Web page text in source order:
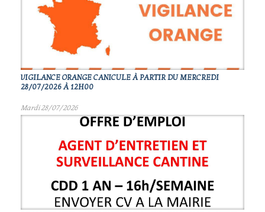
VIGILANCE ORANGE CANICULE À PARTIR DU MERCREDI
28/07/2026 À 12H00
Mardi 28/07/2026